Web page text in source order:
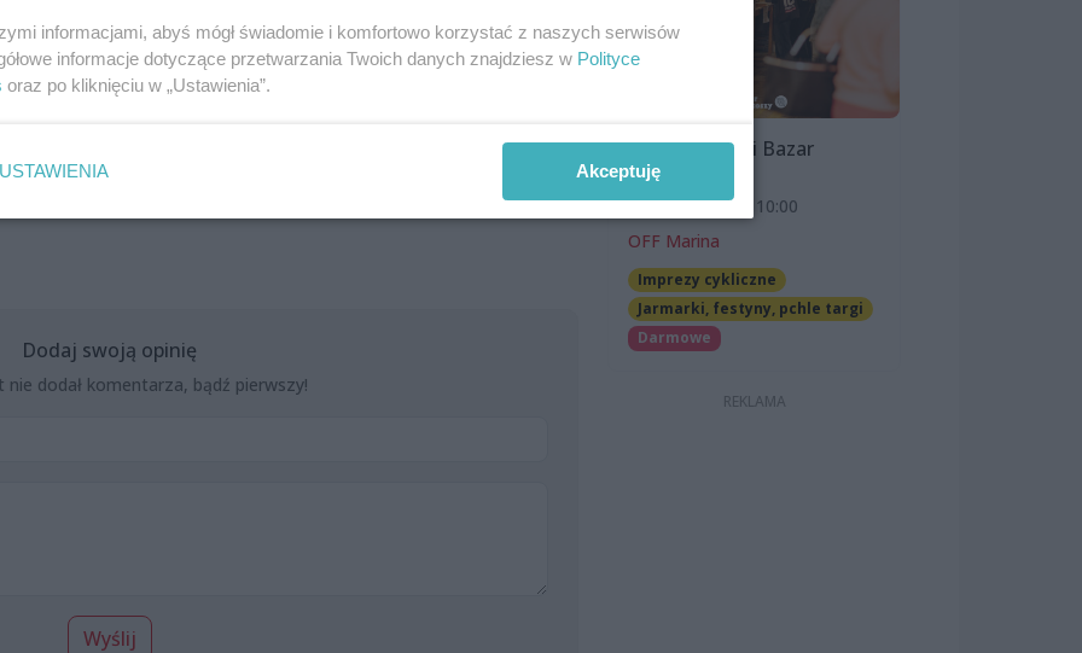
razem, by wymienić się doświadczeniami i emocjami,
tego, by pozytywnie rozpocząć tydzień!
Dodaj swoją opinię
nie dodał komentarza, bądź pierwszy!
Wyślij
Szczeciński Bazar
Smakoszy
9 sierpnia 2026, 10:00
OFF Marina
Imprezy cykliczne
Jarmarki, festyny, pchle targi
Darmowe
informacjami, abyś mógł świadomie i komfortowo korzystać z naszych serwisów
informacje dotyczące przetwarzania Twoich danych znajdziesz w Polityce
oraz po kliknięciu w „Ustawienia”.
USTAWIENIA Akceptuję